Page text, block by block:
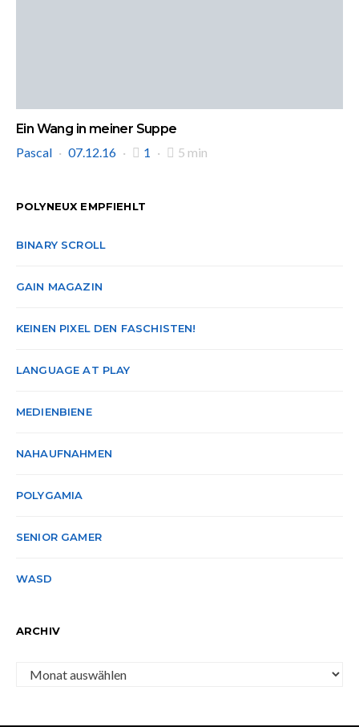
Ein Wang in meiner Suppe
Pascal
07.12.16 1 5 min
POLYNEUX EMPFIEHLT
BINARY SCROLL
GAIN MAGAZIN
KEINEN PIXEL DEN FASCHISTEN!
LANGUAGE AT PLAY
MEDIENBIENE
NAHAUFNAHMEN
POLYGAMIA
SENIOR GAMER
WASD
ARCHIV
Archiv